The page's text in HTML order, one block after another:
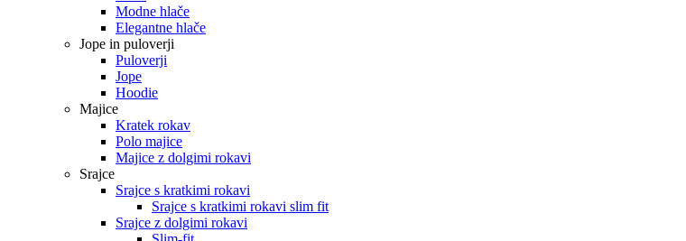
Modne hlače
Elegantne hlače
Jope in puloverji
Puloverji
Jope
Hoodie
Majice
Kratek rokav
Polo majice
Majice z dolgimi rokavi
Srajce
Srajce s kratkimi rokavi
Srajce s kratkimi rokavi slim fit
Srajce z dolgimi rokavi